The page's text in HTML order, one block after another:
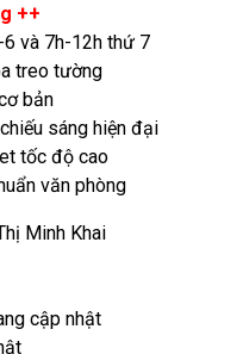
++
và 7h-12h thứ 7
treo tường
bản
sáng hiện đại
tốc độ cao
văn phòng
Minh Khai
cập nhật